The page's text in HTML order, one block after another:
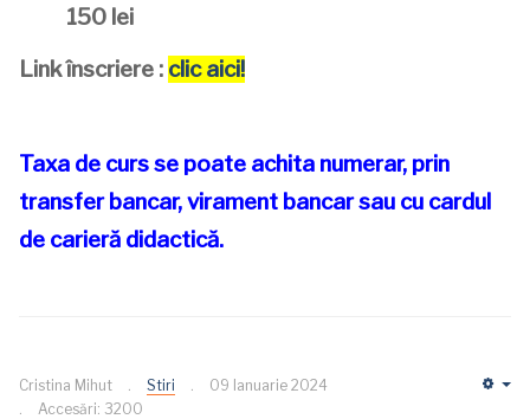
150 lei
Link înscriere : clic aici!
Taxa de curs se poate achita numerar, prin
transfer bancar, virament bancar sau cu cardul
de carieră didactică.
Cristina Mihut Stiri
09 Ianuarie 2024
Accesări: 3200